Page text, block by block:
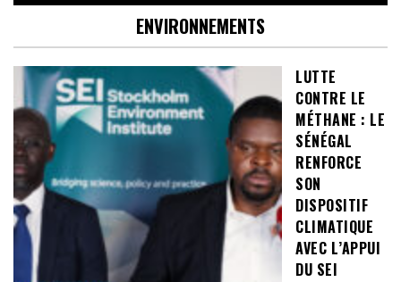
ENVIRONNEMENTS
LUTTE
CONTRE LE
MÉTHANE : LE
SÉNÉGAL
RENFORCE
SON
DISPOSITIF
CLIMATIQUE
AVEC L’APPUI
DU SEI